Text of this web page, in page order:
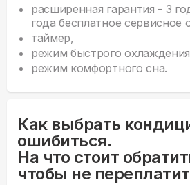
расширенная гарантия - 3
года бесплатное сервисное
таймер,
режим быстрого
режим комфортного сна.
Как выбрать
ошибиться.
На что стоит
чтобы не